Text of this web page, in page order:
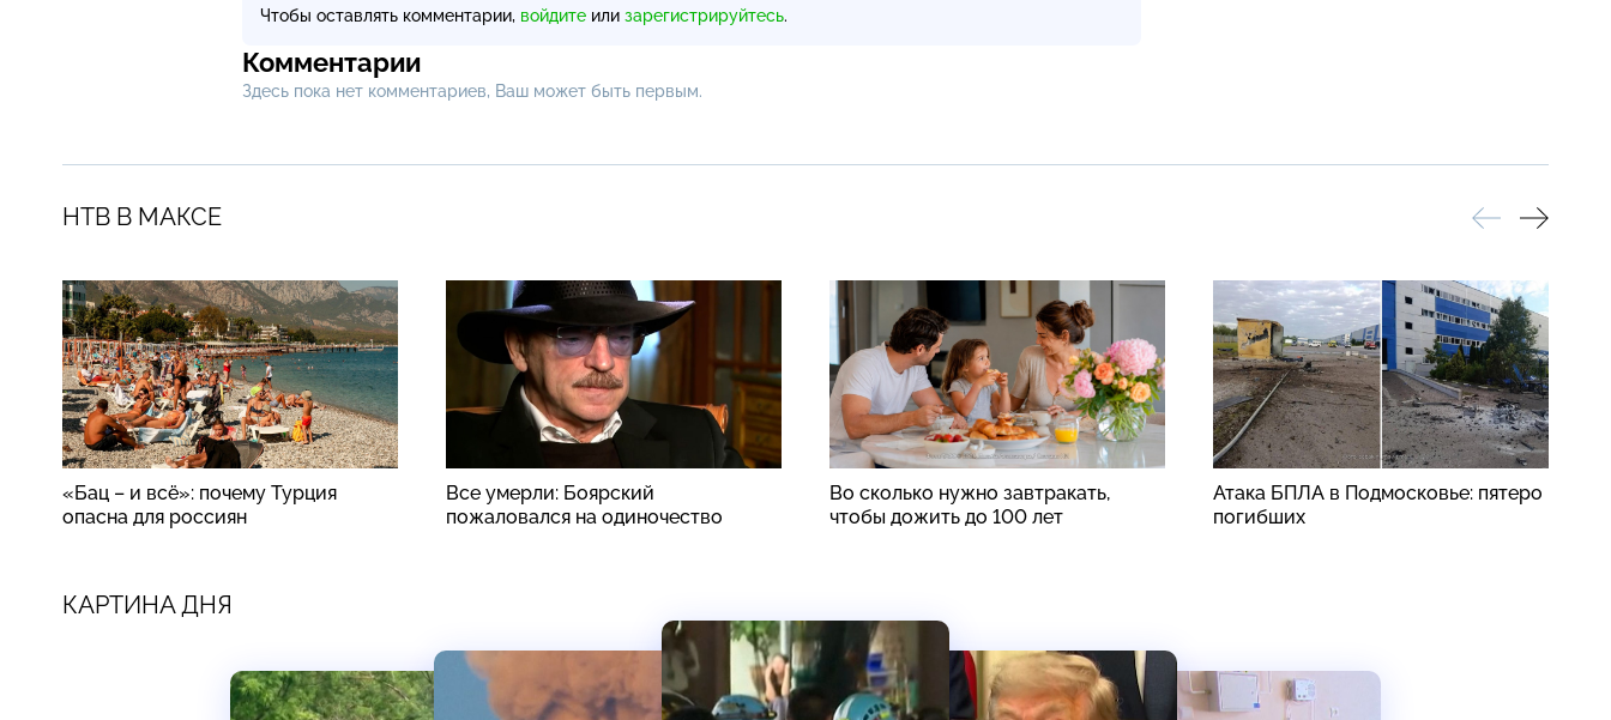
Чтобы оставлять комментарии, войдите или зарегистрируйтесь.
Комментарии
Здесь пока нет комментариев, Ваш может быть первым.
НТВ В МАКСЕ
«Бац – и всё»: почему Турция
опасна для россиян
Все умерли: Боярский
пожаловался на одиночество
Во сколько нужно завтракать,
чтобы дожить до 100 лет
Атака БПЛА в Подмосковье: пятеро
погибших
КАРТИНА ДНЯ